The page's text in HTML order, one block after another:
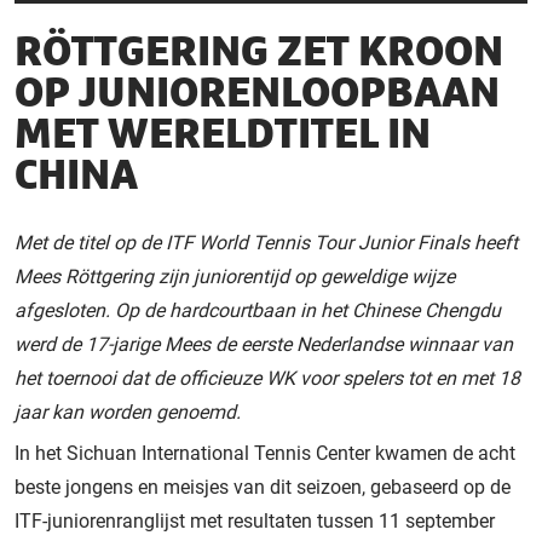
RÖTTGERING ZET KROON
OP JUNIORENLOOPBAAN
MET WERELDTITEL IN
CHINA
Met de titel op de ITF World Tennis Tour Junior Finals heeft
Mees Röttgering zijn juniorentijd op geweldige wijze
afgesloten. Op de hardcourtbaan in het Chinese Chengdu
werd de 17-jarige Mees de eerste Nederlandse winnaar van
het toernooi dat de officieuze WK voor spelers tot en met 18
jaar kan worden genoemd.
In het Sichuan International Tennis Center kwamen de acht
beste jongens en meisjes van dit seizoen, gebaseerd op de
ITF-juniorenranglijst met resultaten tussen 11 september